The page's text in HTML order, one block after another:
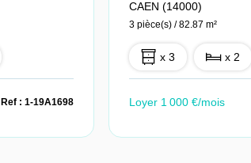
Ref : 1-19A1698
CAEN (14000)
3 pièce(s) / 82.87 m²
x 3 x 2
Loyer 1 000 €/mois